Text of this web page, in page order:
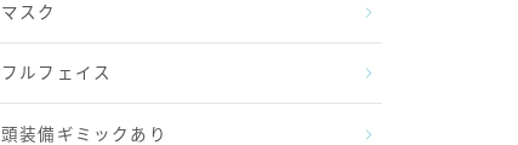
マスク
フルフェイス
頭装備ギミックあり